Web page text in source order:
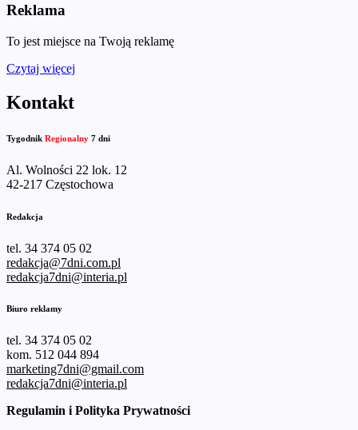
Reklama
To jest miejsce na Twoją reklamę
Czytaj więcej
Kontakt
Tygodnik Regionalny 7 dni
Al. Wolności 22 lok. 12
42-217 Częstochowa
Redakcja
tel. 34 374 05 02
redakcja@7dni.com.pl
redakcja7dni@interia.pl
Biuro reklamy
tel. 34 374 05 02
kom. 512 044 894
marketing7dni@gmail.com
redakcja7dni@interia.pl
Regulamin i Polityka Prywatności